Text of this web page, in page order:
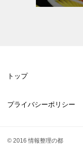
トップ
プライバシーポリシー
© 2016 情報整理の都